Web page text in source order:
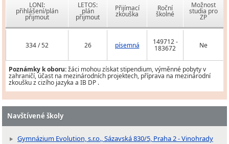
LONI:
přihlášení/plán
přijmout
LETOS:
plán
přijmout
Přijímací
zkouška
Roční
školné
Možnost
studia pro
ZP
334 / 52 26 písemná 149712 -
183672 Ne
Poznámky k oboru:žáci mohou získat stipendium, výměnné pobyty v
zahraničí, účast na mezinárodních projektech, příprava na mezinárodní
zkoušku z cizího jazyka a IB DP .
Navštívené školy
Gymnázium Evolution, s.r.o., Sázavská 830/5, Praha 2 - Vinohrady